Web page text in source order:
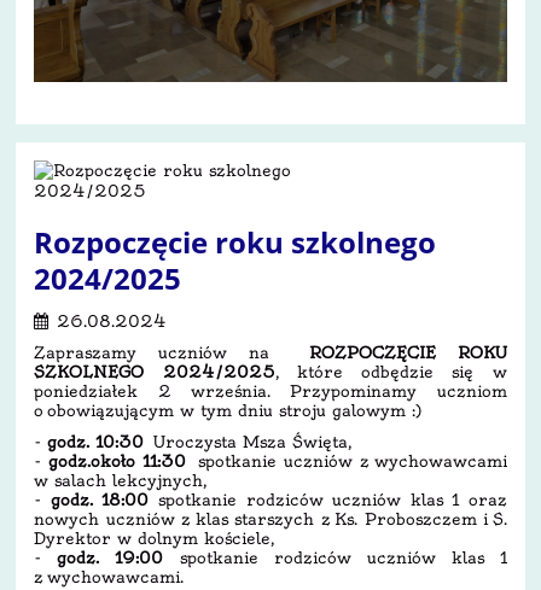
Rozpoczęcie roku szkolnego
2024/2025
26.08.2024
Zapraszamy uczniów naROZPOCZĘCIE ROKU
SZKOLNEGO 2024/2025, które odbędzie się w
poniedziałek 2 września. Przypominamy uczniom
o obowiązującym w tym dniu stroju galowym :)
-godz. 10:30 Uroczysta Msza Święta,
-godz.około 11:30 spotkanie uczniów z wychowawcami
w salach lekcyjnych,
- godz. 18:00 spotkanie rodziców uczniów klas 1 oraz
nowych uczniów z klas starszych z Ks. Proboszczem i S.
Dyrektor w dolnym kościele,
-godz. 19:00 spotkanie rodziców uczniów klas 1
z wychowawcami.